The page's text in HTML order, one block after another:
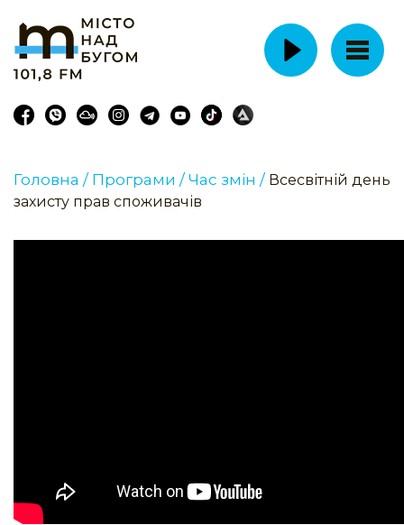
Головна / Програми / Час змін / Всесвітній день
захисту прав споживачів